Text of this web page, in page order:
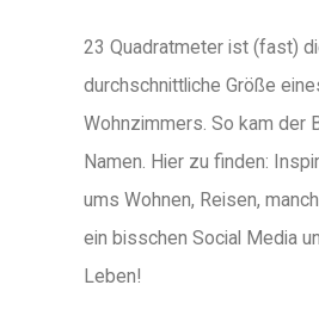
23 Quadratmeter ist (fast)
durchschnittliche Größe
Wohnzimmers. So kam der
Namen. Hier zu finden:
ums Wohnen, Reisen,
ein bisschen Social Media
Leben!